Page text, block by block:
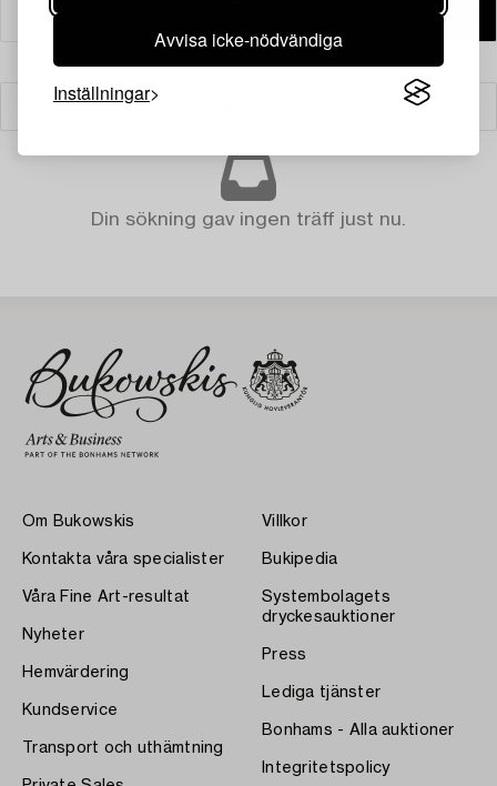
Avvisa icke-nödvändiga
Inställningar
Din sökning gav ingen träff just nu.
Om Bukowskis
Kontakta våra specialister
Våra Fine Art-resultat
Nyheter
Hemvärdering
Kundservice
Transport och uthämtning
Villkor
Bukipedia
Systembolagets
dryckesauktioner
Press
Lediga tjänster
Bonhams - Alla auktioner
Integritetspolicy